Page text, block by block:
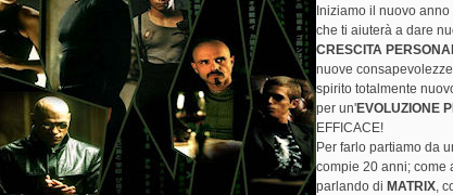
Iniziamo il nuovo
che ti aiuterà a dare
CRESCITA
nuove
spirito totalmente
per un'EVOLUZIONE
EFFICACE!
Per farlo partiamo da
compie 20 anni; come
parlando di MATRIX,